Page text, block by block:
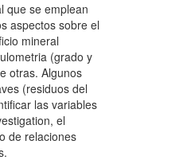
que se emplean
aspectos sobre el
mineral
(grado y
otras. Algunos
(residuos del
las variables
el
de relaciones